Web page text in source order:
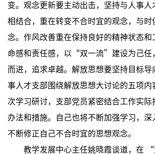
变。观念更新要主动出击，坚持与人事人
相结合，重在转变不合时宜的观念，与时
念。作风改善重在保持良好的精神状态和
命感和责任感，以“双一流”建设为己任
而进，追求卓越。解放思想要坚持目标导
事人才支部围绕解放思想大讨论的五项内
次学习研讨，支部党员紧密结合工作实际
办法和措施。自己也将不断加强学习，深
不断修正自己不合时宜的思想观念。
教学发展中心主任姚晓霞谈道，在 “